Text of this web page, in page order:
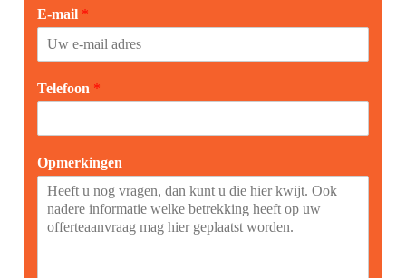
E-mail *
Telefoon *
Opmerkingen